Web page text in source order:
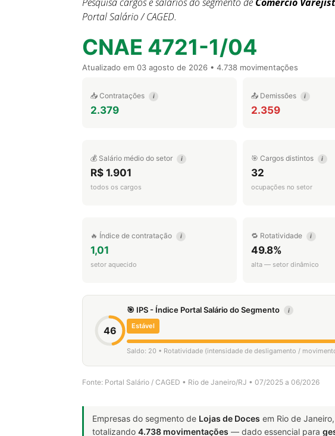
Portal Salário / CAGED.
CNAE 4721-1/04
Atualizado em 03 agosto de 2026 • 4.738 movimentações
📥 Contratações i
2.379
📤 Demissões i
2.359
💰 Salário médio do setor i
R$ 1.901
todos os cargos
🎯 Cargos distintos i
32
ocupações no setor
🔥 Índice de contratação i
1,01
setor aquecido
🔁 Rotatividade i
49.8%
alta — setor dinâmico
46
🎯 IPS - Índice Portal Salário do Segmento i
Estável
Saldo: 20 • Rotatividade (intensidade de desligamento /
Fonte: Portal Salário / CAGED • Rio de Janeiro/RJ • 07/2025 a 06/2026
Empresas do segmento de Lojas de Doces em Rio de
totalizando 4.738 movimentações — dado essencial para